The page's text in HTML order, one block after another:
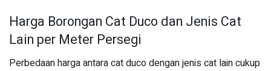
Harga Borongan Cat Duco dan Jenis Cat
Lain per Meter Persegi
Perbedaan harga antara cat duco dengan jenis cat lain cukup